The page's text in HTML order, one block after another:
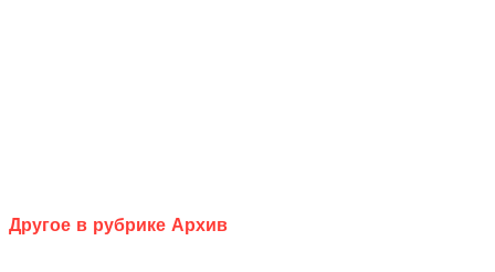
Другое в рубрике Архив